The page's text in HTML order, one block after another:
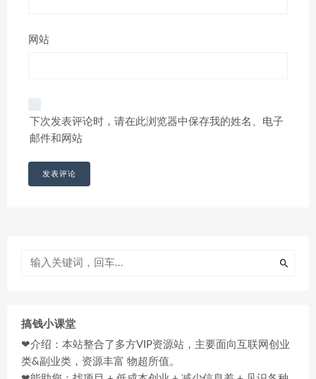
网站
下次发表评论时，请在此浏览器中保存我的姓名、电子
邮件和网站
搞钱小课堂
❤介绍：本站整合了多方VIP资源站，主要面向互联网创业
类&副业类，资源丰富 物超所值。